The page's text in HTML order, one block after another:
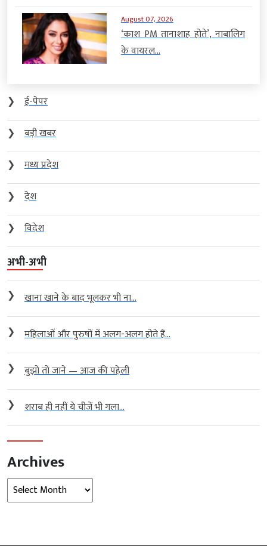
August 07, 2026
‘काश PM तानाशाह होते’, नाबालिग
के वायरल...
❯
ई-पेपर
❯
बड़ी खबर
❯
मध्य प्रदेश
❯
देश
❯
विदेश
अभी-अभी
❯ खाना खाने के बाद भूलकर भी ना...
❯ महिलाओं और पुरुषों में अलग-अलग होते हैं...
❯ बुझो तो जाने — आज की पहेली
❯ शराब ही नहीं ये चीजें भी गला...
Archives
Archives